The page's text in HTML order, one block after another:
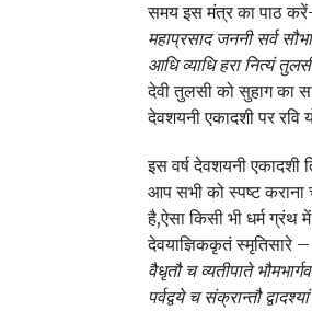
समय इस मंत्र का पाठ
महाप्रसाद जननी सर्व
आधि व्याधि हरा नित्यं
देवी तुलसी को सुहाग का
देवशयनी एकादशी पर रवि
इस वर्ष देवशयनी
आप सभी को स्पष्ट कराना
है,ऐसा किसी भी धर्म
देवयाज्ञिककृतं स्मृतिसारे –
वैधृतौ च व्यतीपाते
पर्वद्वये च संक्रान्तौ